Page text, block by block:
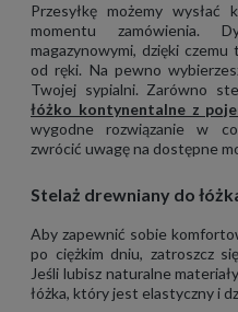
Przesyłkę możemy
momentu zamówienia.
magazynowymi, dzięki
od ręki. Na pewno
Twojej sypialni. Zarówno
łóżko kontynentalne z
wygodne rozwiązanie w
zwrócić uwagę na dostępne
Stelaż drewniany do
Aby zapewnić sobie
po ciężkim dniu, zatroszcz
Jeśli lubisz naturalne
łóżka, który jest elastyczny i